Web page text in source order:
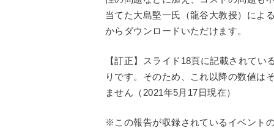
当てた大島堅一氏（龍谷大教授）によ
からダウンロードいただけます。
【訂正】スライド18頁に記載されて
りです。そのため、これ以降の数値は
ません（2021年5月17日現在）
※この報告が収録されているイベント